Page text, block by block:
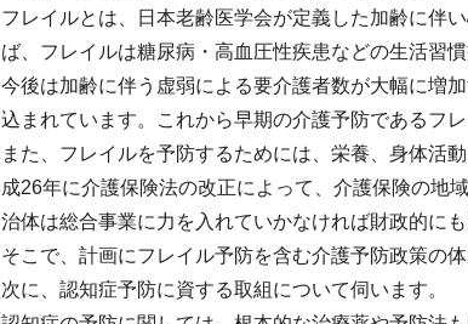
フレイルとは、日本老齢医学会が定義した加齢に伴
ば、フレイルは糖尿病・高血圧性疾患などの生活習
今後は加齢に伴う虚弱による要介護者数が大幅に増
込まれています。これから早期の介護予防であるフ
また、フレイルを予防するためには、栄養、身体活
成26年に介護保険法の改正によって、介護保険の地
治体は総合事業に力を入れていかなければ財政的に
そこで、計画にフレイル予防を含む介護予防政策の
次に、認知症予防に資する取組について伺います。